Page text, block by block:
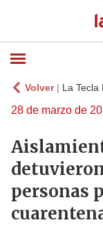
Volver| La Tecla
28 de marzo de
personas